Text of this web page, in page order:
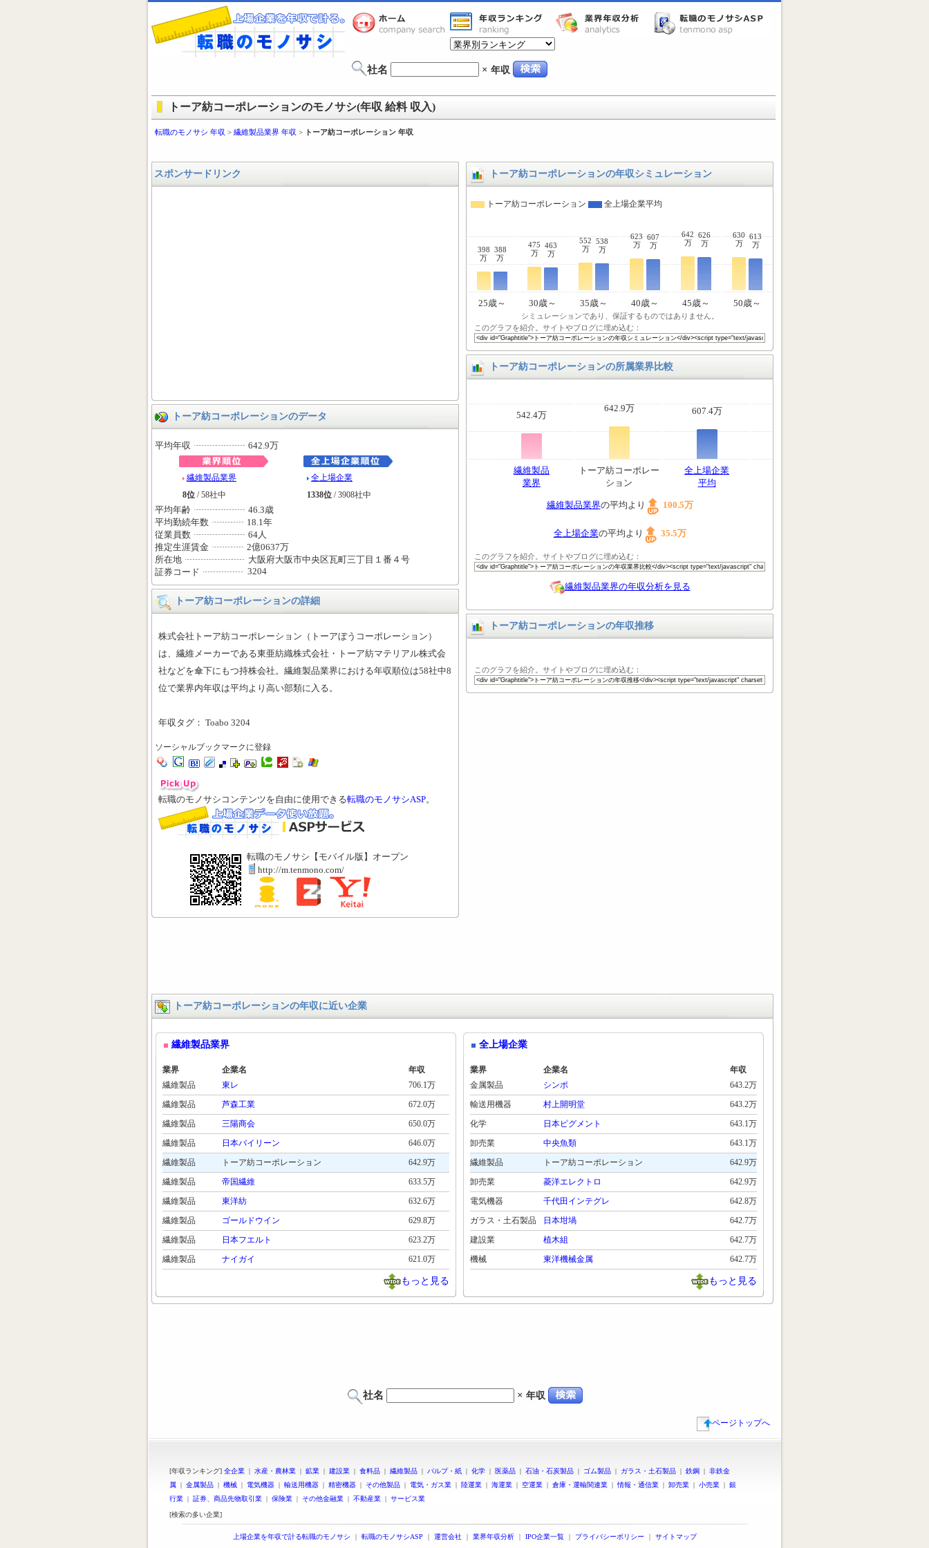
社名 × 年収
トーア紡コーポレーションのモノサシ(年収 給料 収入)
転職のモノサシ 年収 > 繊維製品業界 年収 > トーア紡コーポレーション 年収
スポンサードリンク
トーア紡コーポレーションのデータ
平均年収 642.9万
繊維製品業界
8位 / 58社中
全上場企業
1338位 / 3908社中
平均年齢
46.3歳
平均勤続年数
18.1年
従業員数
64人
推定生涯賃金
2億0637万
所在地
大阪府大阪市中央区瓦町三丁目１番４号
証券コード
3204
トーア紡コーポレーションの詳細
株式会社トーア紡コーポレーション（トーアぼうコーポレーション）
は、繊維メーカーである東亜紡織株式会社・トーア紡マテリアル株式会
社などを傘下にもつ持株会社。繊維製品業界における年収順位は58社中8
位で業界内年収は平均より高い部類に入る。
年収タグ： Toabo 3204
ソーシャルブックマークに登録
転職のモノサシコンテンツを自由に使用できる転職のモノサシASP。
転職のモノサシ【モバイル版】オープン
http://m.tenmono.com/
トーア紡コーポレーションの年収シミュレーション
トーア紡コーポレーション 全上場企業平均
398
万
388
万
475
万
463
万
552
万
538
万
623
万
607
万
642
万
626
万
630
万
613
万
25歳～ 30歳～ 35歳～ 40歳～ 45歳～ 50歳～
シミュレーションであり、保証するものではありません。
このグラフを紹介。サイトやブログに埋め込む：
トーア紡コーポレーションの所属業界比較
542.4万
642.9万 607.4万
繊維製品
業界
トーア紡コーポレー
ション
全上場企業
平均
繊維製品業界の平均より 100.5万
全上場企業の平均より 35.5万
このグラフを紹介。サイトやブログに埋め込む：
繊維製品業界の年収分析を見る
トーア紡コーポレーションの年収推移
このグラフを紹介。サイトやブログに埋め込む：
トーア紡コーポレーションの年収に近い企業
繊維製品業界
業界 企業名
年収
繊維製品
東レ
706.1万
繊維製品
芦森工業
672.0万
繊維製品
三陽商会
650.0万
繊維製品
日本バイリーン
646.0万
繊維製品
トーア紡コーポレーション
642.9万
繊維製品
帝国繊維
633.5万
繊維製品
東洋紡
632.6万
繊維製品
ゴールドウイン
629.8万
繊維製品
日本フエルト
623.2万
繊維製品
ナイガイ 621.0万
もっと見る
全上場企業
業界 企業名
年収
金属製品
シンポ
643.2万
輸送用機器
村上開明堂
643.2万
化学
日本ピグメント
643.1万
卸売業
中央魚類
643.1万
繊維製品
トーア紡コーポレーション
642.9万
卸売業
菱洋エレクトロ
642.9万
電気機器
千代田インテグレ
642.8万
ガラス・土石製品
日本坩堝
642.7万
建設業
植木組
642.7万
機械
東洋機械金属 642.7万
もっと見る
社名 × 年収
ページトップへ
[年収ランキング] 全企業 | 水産・農林業 | 鉱業 | 建設業 | 食料品 | 繊維製品 | パルプ・紙 | 化学 | 医薬品 | 石油・石炭製品 | ゴム製品 | ガラス・土石製品 | 鉄鋼 | 非鉄金
属 | 金属製品 | 機械 | 電気機器 | 輸送用機器 | 精密機器 | その他製品 | 電気・ガス業 | 陸運業 | 海運業 | 空運業 | 倉庫・運輸関連業 | 情報・通信業 | 卸売業 | 小売業 | 銀
行業 | 証券、商品先物取引業 | 保険業 | その他金融業 | 不動産業 | サービス業
[検索の多い企業]
上場企業を年収で計る転職のモノサシ ｜ 転職のモノサシASP ｜ 運営会社 ｜ 業界年収分析 ｜ IPO企業一覧 ｜ プライバシーポリシー ｜ サイトマップ